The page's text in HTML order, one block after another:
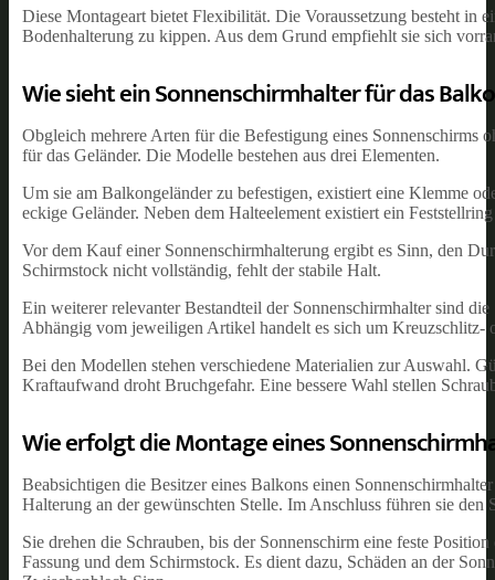
Diese Montageart bietet Flexibilität. Die Voraussetzung besteht in
Bodenhalterung zu kippen. Aus dem Grund empfiehlt sie sich
Wie sieht ein Sonnenschirmhalter für das
Obgleich mehrere Arten für die Befestigung eines Sonnenschirms
für das Geländer. Die Modelle bestehen aus drei Elementen.
Um sie am Balkongeländer zu befestigen, existiert eine Klemme
eckige Geländer. Neben dem Halteelement existiert ein
Vor dem Kauf einer Sonnenschirmhalterung ergibt es Sinn, den
Schirmstock nicht vollständig, fehlt der stabile Halt.
Ein weiterer relevanter Bestandteil der Sonnenschirmhalter sind
Abhängig vom jeweiligen Artikel handelt es sich um Kreuzschlitz-
Bei den Modellen stehen verschiedene Materialien zur Auswahl.
Kraftaufwand droht Bruchgefahr. Eine bessere Wahl stellen
Wie erfolgt die Montage eines
Beabsichtigen die Besitzer eines Balkons einen
Halterung an der gewünschten Stelle. Im Anschluss führen sie
Sie drehen die Schrauben, bis der Sonnenschirm eine feste
Fassung und dem Schirmstock. Es dient dazu, Schäden an der